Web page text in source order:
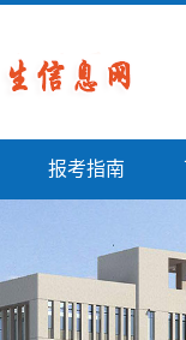
报考指南